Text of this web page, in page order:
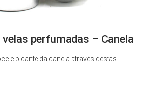
perfumadas – Canela
e picante da canela através destas